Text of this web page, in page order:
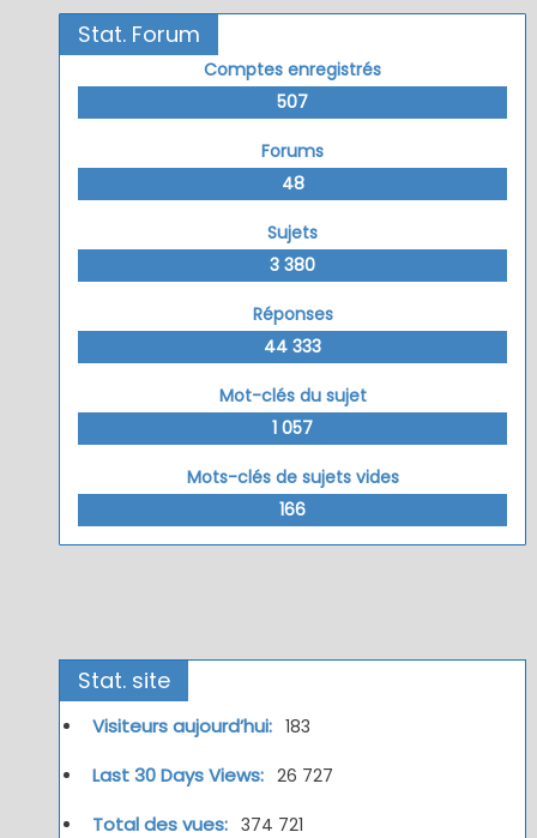
Stat. Forum
Comptes enregistrés
507
Forums
48
Sujets
3 380
Réponses
44 333
Mot-clés du sujet
1 057
Mots-clés de sujets vides
166
Stat. site
Visiteurs aujourd’hui: 183
Last 30 Days Views: 26 727
Total des vues: 374 721